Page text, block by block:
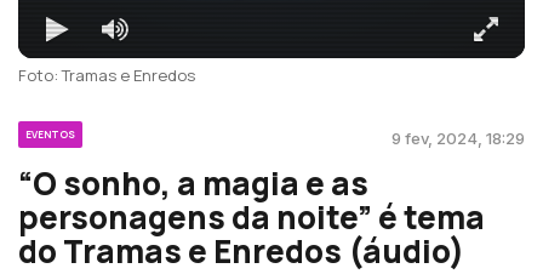
Foto: Tramas e Enredos
EVENTOS 9 fev, 2024, 18:29
“O sonho, a magia e as
personagens da noite” é tema
do Tramas e Enredos (áudio)